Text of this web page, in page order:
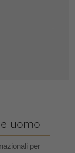
uomo
per